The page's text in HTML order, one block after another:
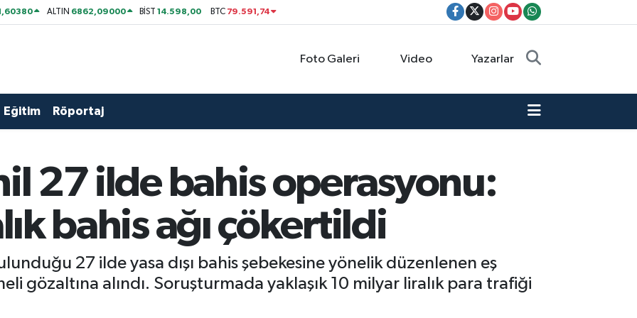
ALTIN 6862,09000 BİST14.598,00 BTC 79.591,74
Foto Galeri Video Yazarlar
Eğitim Röportaj
27 ilde bahis operasyonu:
bahis ağı çökertildi
27 ilde yasa dışı bahis şebekesine yönelik düzenlenen eş
gözaltına alındı. Soruşturmada yaklaşık 10 milyar liralık para trafiği